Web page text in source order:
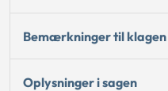
Bemærkninger til klagen
Oplysninger i sagen